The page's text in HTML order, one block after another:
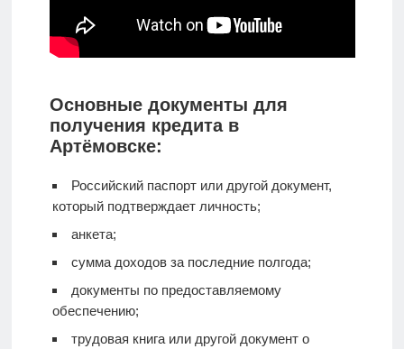
Основные документы для
получения кредита в
Артёмовске:
Российский паспорт или другой документ,
который подтверждает личность;
анкета;
сумма доходов за последние полгода;
документы по предоставляемому
обеспечению;
трудовая книга или другой документ о